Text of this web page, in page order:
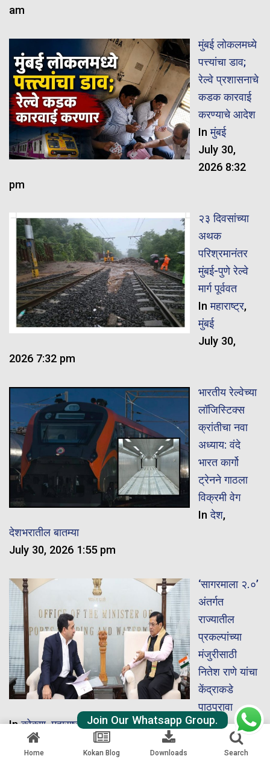
am
मुंबई लोकलमध्ये
पत्त्यांचा डाव;
रेल्वे प्रशासनाचे
कडक कारवाई
करण्याचे आदेश
Inमुंबई
July 30,
2026 8:32
pm
२३ दिवसांच्या
अथक
परिश्रमानंतर
मुंबई-पुणे रेल्वे
मार्ग पूर्ववत
Inमहाराष्ट्र,
मुंबई
July 30,
2026 7:32 pm
भारतीय रेल्वेच्या
लॉजिस्टिक्स
क्रांतीचा नवा
अध्याय: वंदे
भारत कार्गो
ट्रेनने गाठला
विक्रमी वेग
Inदेश,
देशभरातील बातम्या
July 30, 2026 1:55 pm
‘सागरमाला २.०’
अंतर्गत
राज्यातील
प्रकल्पांच्या
मंजुरीसाठी
नितेश राणे यांचा
केंद्राकडे
पाठपुरावा
Inकोकण,महाराष्ट्र
July 30, 2026 11:27 am
Home Kokan Blog Downloads Search
Join Our Whatsapp Group.